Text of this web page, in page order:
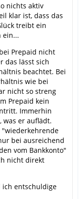
nichts aktiv
klar ist, dass das
treibt ein
ein...
Prepaid nicht
das lässt sich
beachtet. Bei
wie bei
nicht so streng
Prepaid kein
Immerhin
was er auflädt.
bei ausreichend
vom Bankkonto"
nicht direkt
ich entschuldige